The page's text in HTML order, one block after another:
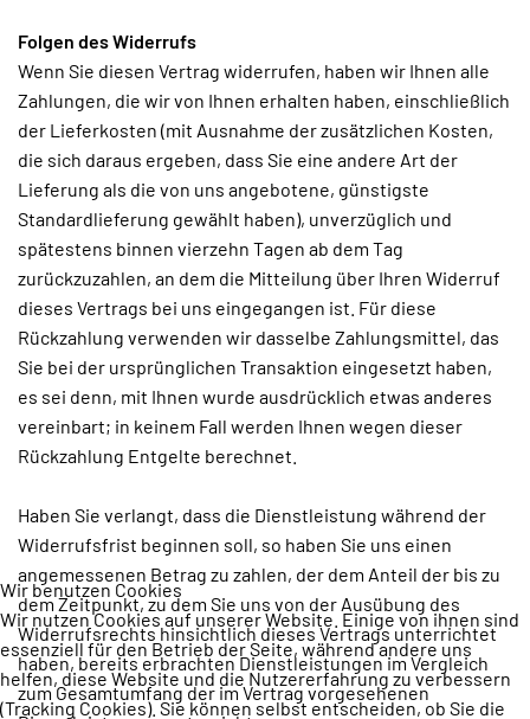
Folgen des Widerrufs
Wenn Sie diesen Vertrag widerrufen, haben wir Ihnen alle
Zahlungen, die wir von Ihnen erhalten haben, einschließlich
der Lieferkosten (mit Ausnahme der zusätzlichen Kosten,
die sich daraus ergeben, dass Sie eine andere Art der
Lieferung als die von uns angebotene, günstigste
Standardlieferung gewählt haben), unverzüglich und
spätestens binnen vierzehn Tagen ab dem Tag
zurückzuzahlen, an dem die Mitteilung über Ihren Widerruf
dieses Vertrags bei uns eingegangen ist. Für diese
Rückzahlung verwenden wir dasselbe Zahlungsmittel, das
Sie bei der ursprünglichen Transaktion eingesetzt haben,
es sei denn, mit Ihnen wurde ausdrücklich etwas anderes
vereinbart; in keinem Fall werden Ihnen wegen dieser
Rückzahlung Entgelte berechnet.
Haben Sie verlangt, dass die Dienstleistung während der
Widerrufsfrist beginnen soll, so haben Sie uns einen
angemessenen Betrag zu zahlen, der dem Anteil der bis zu
dem Zeitpunkt, zu dem Sie uns von der Ausübung des
Widerrufsrechts hinsichtlich dieses Vertrags unterrichtet
haben, bereits erbrachten Dienstleistungen im Vergleich
zum Gesamtumfang der im Vertrag vorgesehenen
Wir benutzen Cookies
Wir nutzen Cookies auf unserer Website. Einige von ihnen sind
essenziell für den Betrieb der Seite, während andere uns
helfen, diese Website und die Nutzererfahrung zu verbessern
(Tracking Cookies). Sie können selbst entscheiden, ob Sie die